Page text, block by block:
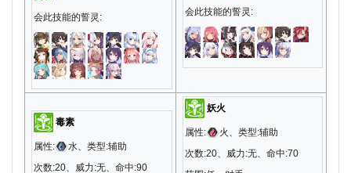
会此技能的誓灵:
会此技能的誓灵:
毒素
属性:
水、类型:辅助
次数:20、威力:无、命中:90
妖火
属性:
火、类型:辅助
次数:20、威力:无、命中:70